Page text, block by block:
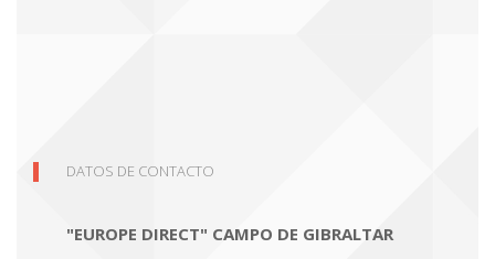
DATOS DE CONTACTO
"EUROPE DIRECT" CAMPO DE GIBRALTAR